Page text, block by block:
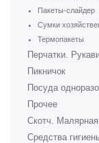
Пакеты-слайдер
Сумки
Термопакеты
Перчатки.
Пикничок
Посуда
Прочее
Скотч.
Средства